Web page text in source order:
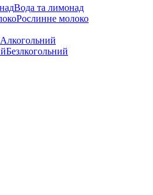
Вода та лимонад
Рослинне молоко
Алкогольний
Безлкогольний